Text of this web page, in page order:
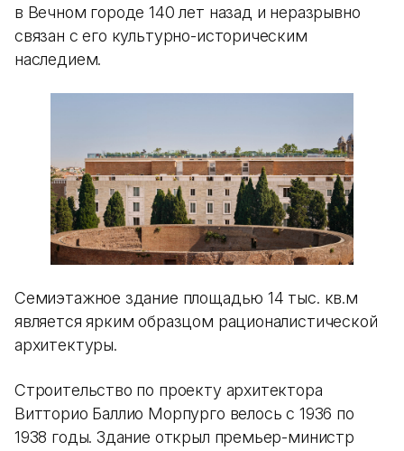
в Вечном городе 140 лет назад и неразрывно
связан с его культурно-историческим
наследием.
Семиэтажное здание площадью 14 тыс. кв.м
является ярким образцом рационалистической
архитектуры.
Строительство по проекту архитектора
Витторио Баллио Морпурго велось с 1936 по
1938 годы. Здание открыл премьер-министр